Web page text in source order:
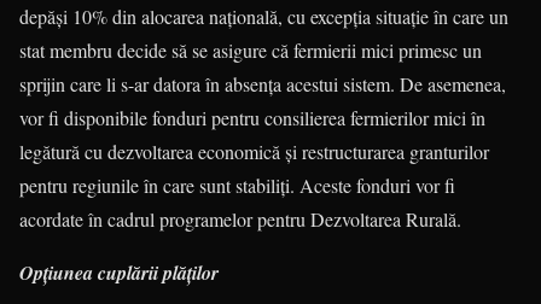
depăși 10% din alocarea națională, cu excepția situație în care un
stat membru decide să se asigure că fermierii mici primesc un
sprijin care li s-ar datora în absența acestui sistem. De asemenea,
vor fi dis­ponibile fonduri pentru consilierea fer­mie­rilor mici în
legătură cu dezvoltarea economică și restructurarea granturilor
pentru regiunile în care sunt stabiliți. Aceste fonduri vor fi
acordate în cadrul programelor pentru Dezvoltarea Rurală.
Opțiunea cuplării plăților